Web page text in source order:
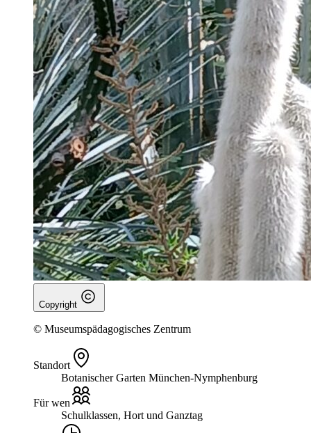
Copyright
© Museumspädagogisches Zentrum
Standort
Botanischer Garten München-Nymphenburg
Für wen
Schulklassen, Hort und Ganztag